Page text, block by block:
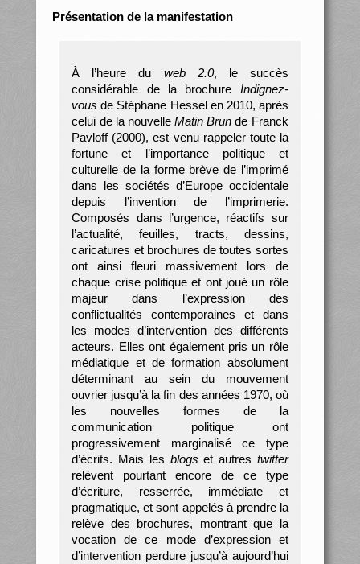
Présentation de la manifestation
À l’heure du web 2.0, le succès
considérable de la brochure Indignez-
vous de Stéphane Hessel en 2010, après
celui de la nouvelleMatin Brun de Franck
Pavloff (2000), est venu rappeler toute la
fortune et l’importance politique et
culturelle de la forme brève de l’imprimé
dans les sociétés d’Europe occidentale
depuis l’invention de l’imprimerie.
Composés dans l’urgence, réactifs sur
l’actualité, feuilles, tracts, dessins,
caricatures et brochures de toutes sortes
ont ainsi fleuri massivement lors de
chaque crise politique et ont joué un rôle
majeur dans l’expression des
conflictualités contemporaines et dans
les modes d’intervention des différents
acteurs. Elles ont également pris un rôle
médiatique et de formation absolument
déterminant au sein du mouvement
ouvrier jusqu’à la fin des années 1970, où
les nouvelles formes de la
communication politique ont
progressivement marginalisé ce type
d’écrits. Mais les blogs et autres twitter
relèvent pourtant encore de ce type
d’écriture, resserrée, immédiate et
pragmatique, et sont appelés à prendre la
relève des brochures, montrant que la
vocation de ce mode d’expression et
d’intervention perdure jusqu’à aujourd’hui